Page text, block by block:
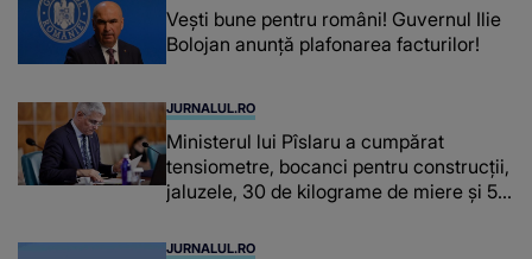
Vești bune pentru români! Guvernul Ilie
Bolojan anunță plafonarea facturilor!
JURNALUL.RO
Ministerul lui Pîslaru a cumpărat
tensiometre, bocanci pentru construcții,
jaluzele, 30 de kilograme de miere și 50
JURNALUL.RO